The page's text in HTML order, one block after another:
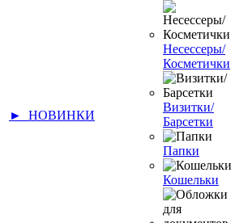
► НОВИНКИ
Несессеры/
Косметички
Визитки/
Барсетки
Папки
Кошельки